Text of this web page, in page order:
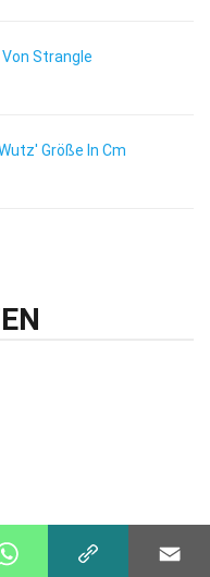
Strangle
Größe In Cm